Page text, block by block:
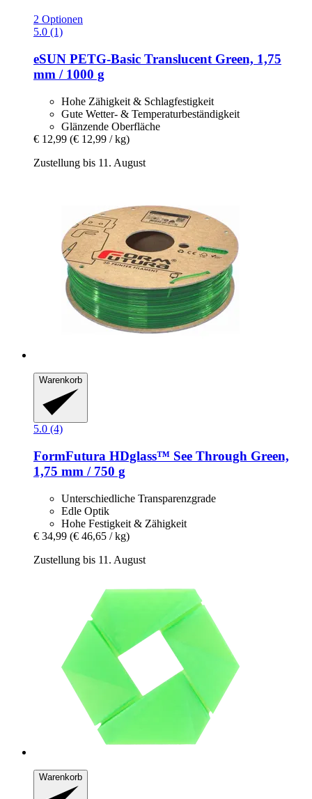
2 Optionen
5.0 (1)
eSUN PETG-​Basic Translucent Green, 1,75
mm / 1000 g
Hohe Zähigkeit & Schlagfestigkeit
Gute Wetter- & Temperaturbeständigkeit
Glänzende Oberfläche
€ 12,99 (€ 12,99 / kg)
Zustellung bis 11. August
Warenkorb
5.0 (4)
FormFutura HDglass™ See Through Green,
1,75 mm / 750 g
Unterschiedliche Transparenzgrade
Edle Optik
Hohe Festigkeit & Zähigkeit
€ 34,99 (€ 46,65 / kg)
Zustellung bis 11. August
Warenkorb